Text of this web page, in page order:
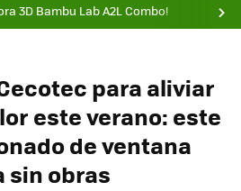
3D Bambu Lab A2L Combo!
para aliviar
este verano: este
de ventana
sin obras